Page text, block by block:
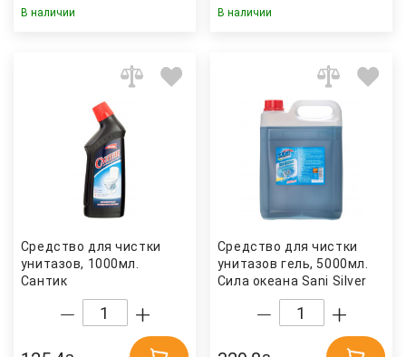
В наличии В наличии
Средство для чистки
унитазов, 1000мл.
Сантик
Средство для чистки
унитазов гель, 5000мл.
Сила океана Sani Silver